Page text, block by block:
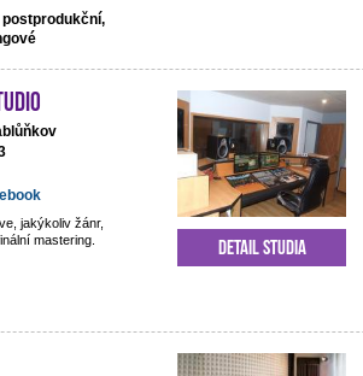
postprodukční,
jakýkoliv žánr,
mastering.
Detail studia